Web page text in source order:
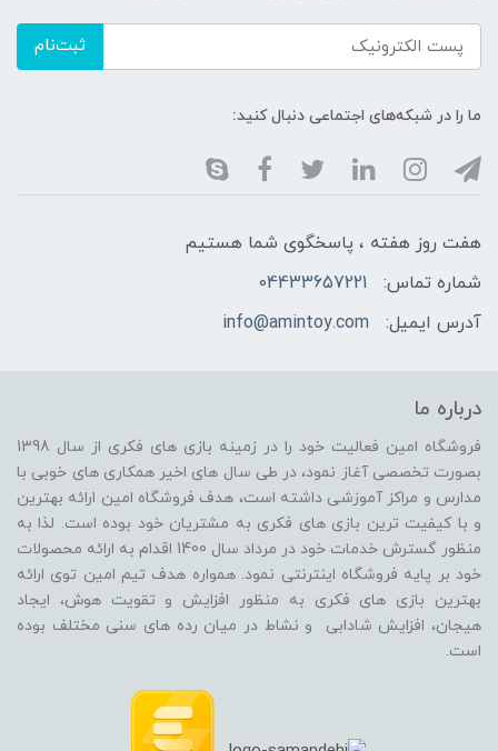
ثبت‌نام
ما را در شبکه‌های اجتماعی دنبال کنید:
هفت روز هفته ، پاسخگوی شما هستیم
شماره تماس:
04433657221
آدرس ایمیل:
info@amintoy.com
درباره ما
فروشگاه امین فعالیت خود را در زمینه بازی های فکری از سال 1398
بصورت تخصصی آغاز نمود، در طی سال های اخیر همکاری های خوبی با
مدارس و مراکز آموزشی داشته است، هدف فروشگاه امین ارائه بهترین
و با کیفیت ترین بازی های فکری به مشتریان خود بوده است. لذا به
منظور گسترش خدمات خود در مرداد سال 1400 اقدام به ارائه محصولات
خود بر پایه فروشگاه اینترنتی نمود. همواره هدف تیم امین توی ارائه
بهترین بازی های فکری به منظور افزایش و تقویت هوش، ایجاد
هیجان، افزایش شادابی و نشاط در میان رده های سنی مختلف بوده
است.